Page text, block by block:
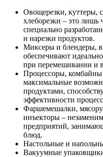
Овощерезки, куттеры,
хлеборезки – это лишь
специально
и нарезки продуктов.
Миксеры и блендеры,
обеспечивают
при перемешивании и
Процессоры,
максимальные
продуктами,
эффективности
Фаршемешалки,
инъекторы –
предприятий,
блюд.
Настольные и
Вакуумные